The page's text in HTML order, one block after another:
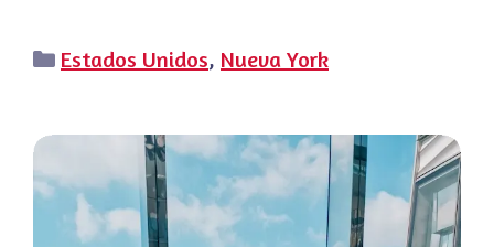
Categorías
Estados Unidos, Nueva York